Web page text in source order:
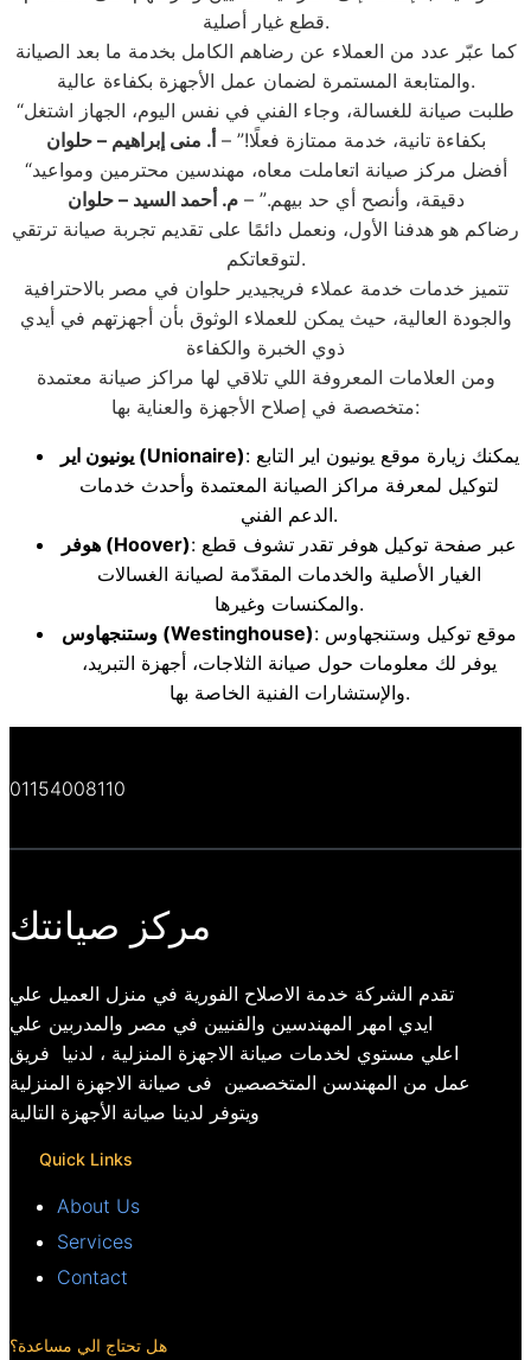
قطع غيار أصلية.
كما عبّر عدد من العملاء عن رضاهم الكامل بخدمة ما بعد الصيانة
والمتابعة المستمرة لضمان عمل الأجهزة بكفاءة عالية.
“طلبت صيانة للغسالة، وجاء الفني في نفس اليوم، الجهاز اشتغل
بكفاءة تانية، خدمة ممتازة فعلًا!” – أ. منى إبراهيم – حلوان
“أفضل مركز صيانة اتعاملت معاه، مهندسين محترمين ومواعيد
دقيقة، وأنصح أي حد بيهم.” –م. أحمد السيد – حلوان
رضاكم هو هدفنا الأول، ونعمل دائمًا على تقديم تجربة صيانة ترتقي
لتوقعاتكم.
تتميز خدمات خدمة عملاء فريجيدير حلوان في مصر بالاحترافية
والجودة العالية، حيث يمكن للعملاء الوثوق بأن أجهزتهم في أيدي
ذوي الخبرة والكفاءة
ومن العلامات المعروفة اللي تلاقي لها مراكز صيانة معتمدة
متخصصة في إصلاح الأجهزة والعناية بها:
يونيون اير (Unionaire): يمكنك زيارة موقع يونيون اير التابع
لتوكيل لمعرفة مراكز الصيانة المعتمدة وأحدث خدمات
الدعم الفني.
(Hoover): عبر صفحة توكيل هوفر تقدر تشوف قطع
الغيار الأصلية والخدمات المقدّمة لصيانة الغسالات
والمكنسات وغيرها.
(Westinghouse): موقع توكيل وستنجهاوس
يوفر لك معلومات حول صيانة الثلاجات، أجهزة التبريد،
والإستشارات الفنية الخاصة بها.
01154008110
مركز صيانتك
تقدم الشركة خدمة الاصلاح الفورية في منزل العميل علي
ايدي امهر المهندسين والفنيين في مصر والمدربين علي
اعلي مستوي لخدمات صيانة الاجهزة المنزلية ، لدنيا فريق
عمل من المهندسن المتخصصين فى صيانة الاجهزة المنزلية
ويتوفر لدينا صيانة الأجهزة التالية
Quick Links
About Us
Services
Contact
هل تحتاج الي مساعدة؟